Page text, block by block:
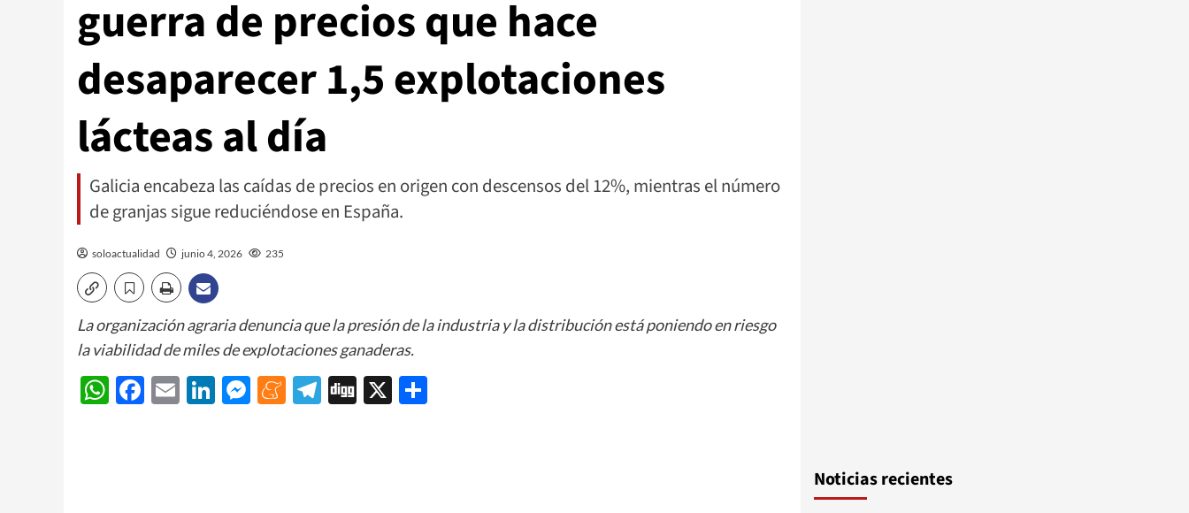
guerra de precios que hace
desaparecer 1,5 explotaciones
lácteas al día
Galicia encabeza las caídas de precios en origen con descensos del 12%, mientras el número
de granjas sigue reduciéndose en España.
soloactualidad junio 4, 2026 235
La organización agraria denuncia que la presión de la industria y la distribución está poniendo en riesgo
la viabilidad de miles de explotaciones ganaderas.
WhatsApp
Facebook
EmailLinkedIn
Messenger
Meneame
Telegram
Digg
X
Noticias recientes